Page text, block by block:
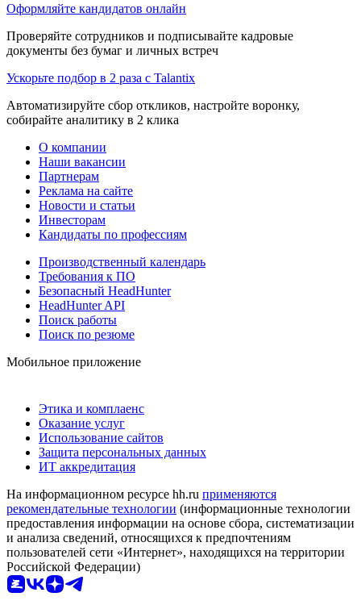
Оформляйте кандидатов онлайн
Проверяйте сотрудников и подписывайте кадровые
документы без бумаг и личных встреч
Ускорьте подбор в 2 раза с Talantix
Автоматизируйте сбор откликов, настройте воронку,
собирайте аналитику в 2 клика
О компании
Наши вакансии
Партнерам
Реклама на сайте
Новости и статьи
Инвесторам
Кандидаты по профессиям
Производственный календарь
Требования к ПО
Безопасный HeadHunter
HeadHunter API
Поиск работы
Поиск по резюме
Мобильное приложение
Этика и комплаенс
Оказание услуг
Использование сайтов
Защита персональных данных
ИТ аккредитация
На информационном ресурсе hh.ru применяются
рекомендательные технологии (информационные технологии
предоставления информации на основе сбора, систематизации
и анализа сведений, относящихся к предпочтениям
пользователей сети «Интернет», находящихся на территории
Российской Федерации)